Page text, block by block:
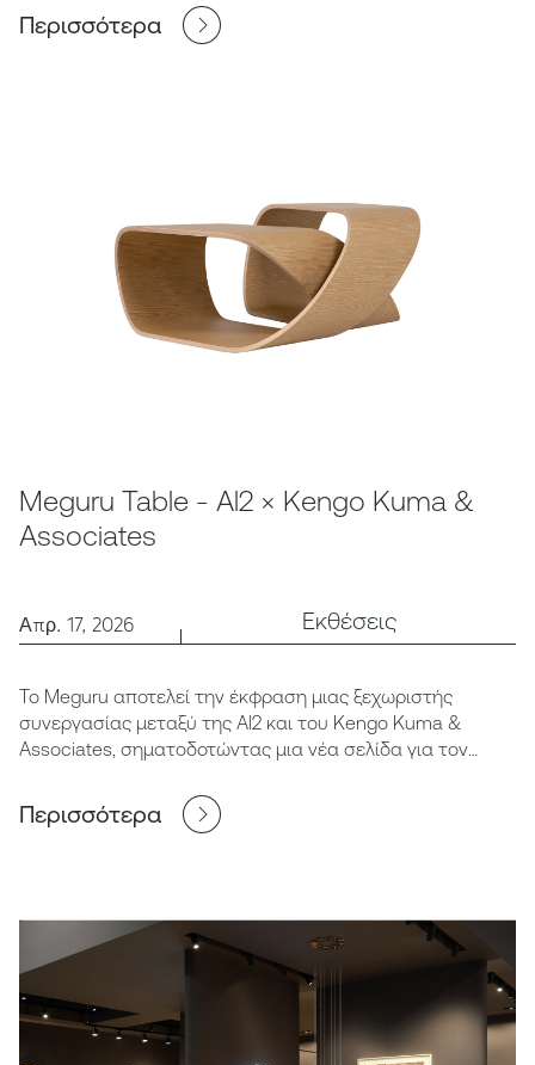
ιδεών, σε μια διοργάνωση που αναδεικνύει τη σύγχρονη
αισθητική, τη δεξιοτεχνία και τη δύναμη της ανθρώπινης
Περισσότερα
Meguru Table - Al2 × Kengo Kuma &
Associates
Απρ. 17, 2026 Εκθέσεις
Το Meguru αποτελεί την έκφραση μιας ξεχωριστής
συνεργασίας μεταξύ της Al2 και του Kengo Kuma &
Associates, σηματοδοτώντας μια νέα σελίδα για τον
Περισσότερα